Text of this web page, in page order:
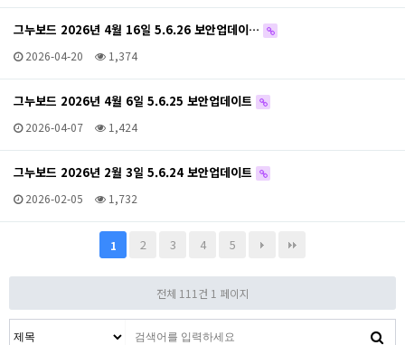
그누보드 2026년 4월 16일 5.6.26 보안업데이…
2026-04-20 1,374
그누보드 2026년 4월 6일 5.6.25 보안업데이트
2026-04-07 1,424
그누보드 2026년 2월 3일 5.6.24 보안업데이트
2026-02-05 1,732
1 2 3 4 5
전체 111건 1 페이지